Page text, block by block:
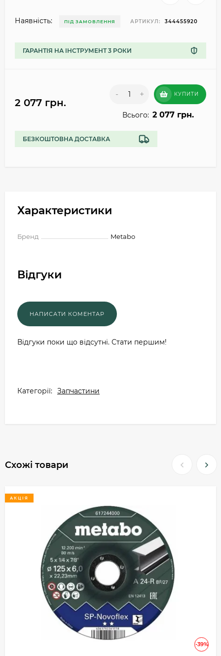
Наявність: ПІД ЗАМОВЛЕННЯ АРТИКУЛ: 344455920
ГАРАНТІЯ НА ІНСТРУМЕНТ 3 РОКИ
2 077 грн.
- + КУПИТИ
Всього: 2 077 грн.
БЕЗКОШТОВНА ДОСТАВКА
Характеристики
Бренд Metabo
Відгуки
Відгуки поки що відсутні. Стати першим!
Категорії: Запчастини
Схожі товари
-39%
АКЦІЯ